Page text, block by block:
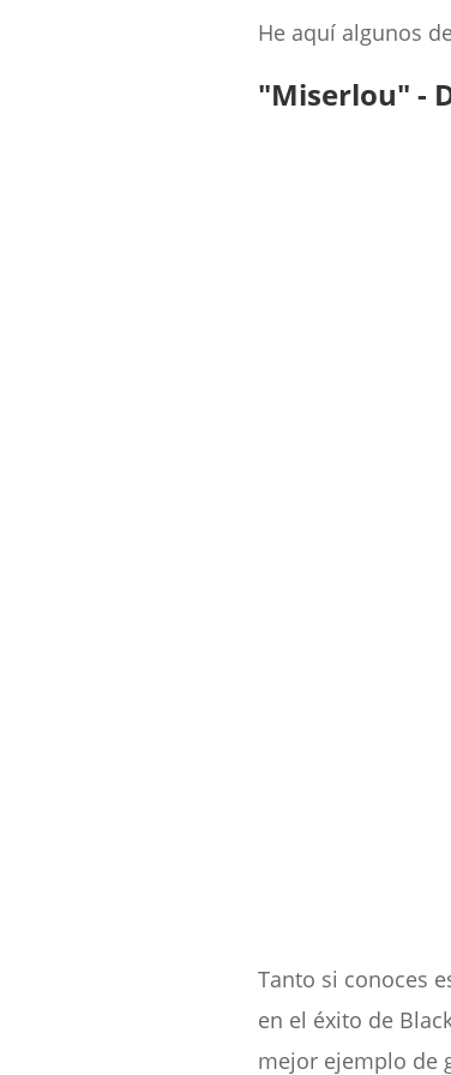
He aquí algunos
"Miserlou" -
Tanto si conoces
en el éxito de
mejor ejemplo de